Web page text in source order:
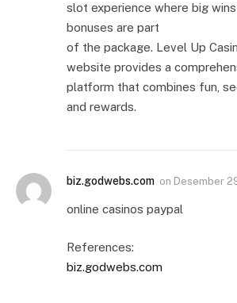
slot experience where big
bonuses are part
of the package. Level Up
website provides a
platform that combines fun,
and rewards.
biz.godwebs.com on Desember
online casinos paypal
References:
biz.godwebs.com